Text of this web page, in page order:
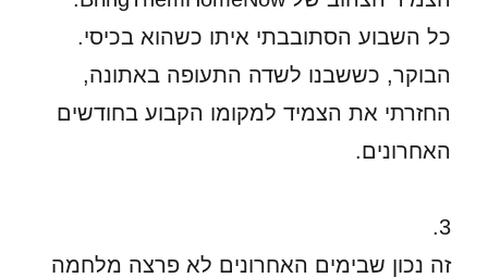
כל השבוע הסתובבתי איתו כשהוא בכיסי.
הבוקר, כששבנו לשדה התעופה באתונה,
החזרתי את הצמיד למקומו הקבוע בחודשים
האחרונים.
3.
זה נכון שבימים האחרונים לא פרצה מלחמה